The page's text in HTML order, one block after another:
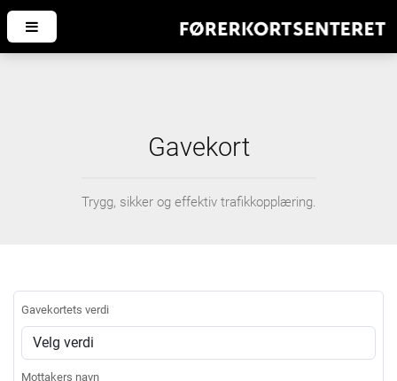
Gavekort
Trygg, sikker og effektiv trafikkopplæring.
Gavekortets verdi
Mottakers navn